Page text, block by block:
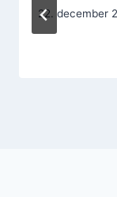
22. december